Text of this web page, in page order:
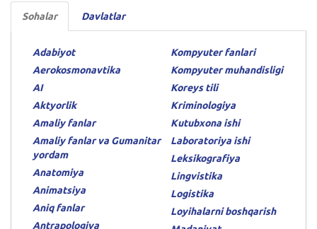
Sohalar Davlatlar
Adabiyot
Aerokosmonavtika
AI
Aktyorlik
Amaliy fanlar
Amaliy fanlar va Gumanitar
yordam
Anatomiya
Animatsiya
Aniq fanlar
Antrapologiya
Kompyuter fanlari
Kompyuter muhandisligi
Koreys tili
Kriminologiya
Kutubxona ishi
Laboratoriya ishi
Leksikografiya
Lingvistika
Logistika
Loyihalarni boshqarish